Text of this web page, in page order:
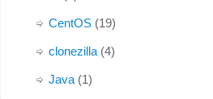
CentOS(19)
clonezilla(4)
Java(1)